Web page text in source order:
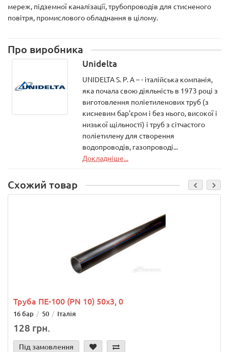
мереж, підземної каналізації, трубопроводів для стисненого
повітря, промислового обладнання в цілому.
Про виробника
Unidelta
UNIDELTA S. P. A – - італійська компанія,
яка почала свою діяльність в 1973 році з
виготовлення поліетиленових труб (з
кисневим бар'єром і без нього, високої і
низької щільності) і труб з сітчастого
поліетилену для створення
водопроводів, газопроводі...
Докладніше...
Схожий товар
Труба ПЕ-100 (PN 10) 50х3, 0
16 бар 50 Італія
128 грн.
Під замовлення